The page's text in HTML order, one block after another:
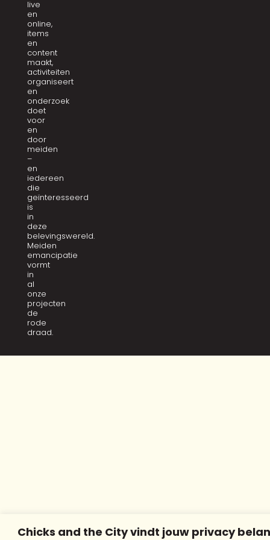
Chicks and the City vindt jouw privacy
live
en
online,
items
en
content
maakt,
activiteiten
organiseert
en
onderzoek
doet
voor
en
door
meiden
–
en
iedereen
die
geïnteresseerd
is
in
deze
belevingswereld.
Meiden
emancipatie
vormt
in
al
onze
projecten
de
rode
draad.